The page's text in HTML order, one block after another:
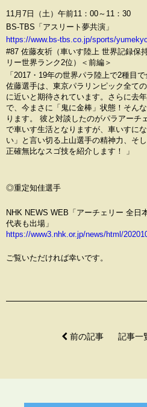
11月7日（土）午前11：00～11：30
BS-TBS「アスリート夢共演」
https://www.bs-tbs.co.jp/sports/
#87 佐藤友祈（車いす陸上 世界記録保
リー世界ランク2位）＜前編＞
「2017・19年の世界パラ陸上で2種目
佐藤選手は、東京パラリンピック全て
に近いと期待されています。さらに去
で、今まさに「鬼に金棒」状態！そん
ります。 彼と対談したのがパラアーチ
で車いす生活となりますが、車いすに
い」と言い切る上山選手の精神力、そ
正確無比なスゴ技を紹介します！ 」
◎重定知佳選手
NHK NEWS WEB「アーチェリー 全日
代表も出場」
https://www3.nhk.or.jp/news/html/
ご覧いただければ幸いです。
前の記事 記事一